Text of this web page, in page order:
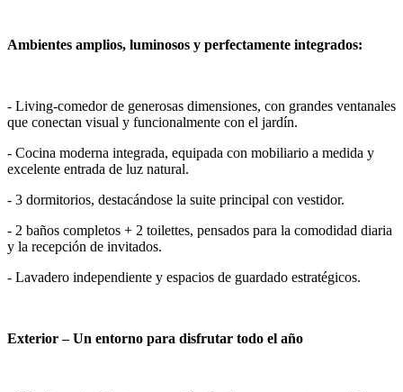
Ambientes amplios, luminosos y perfectamente integrados:
- Living-comedor de generosas dimensiones, con grandes ventanales
que conectan visual y funcionalmente con el jardín.
- Cocina moderna integrada, equipada con mobiliario a medida y
excelente entrada de luz natural.
- 3 dormitorios, destacándose la suite principal con vestidor.
- 2 baños completos + 2 toilettes, pensados para la comodidad diaria
y la recepción de invitados.
- Lavadero independiente y espacios de guardado estratégicos.
Exterior – Un entorno para disfrutar todo el año